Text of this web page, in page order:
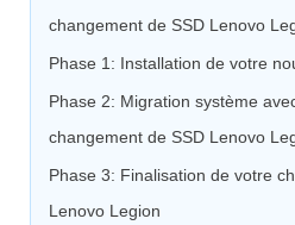
changement de SSD Lenovo
Phase 1: Installation de votre
Phase 2: Migration système
changement de SSD Lenovo
Phase 3: Finalisation de votre
Lenovo Legion